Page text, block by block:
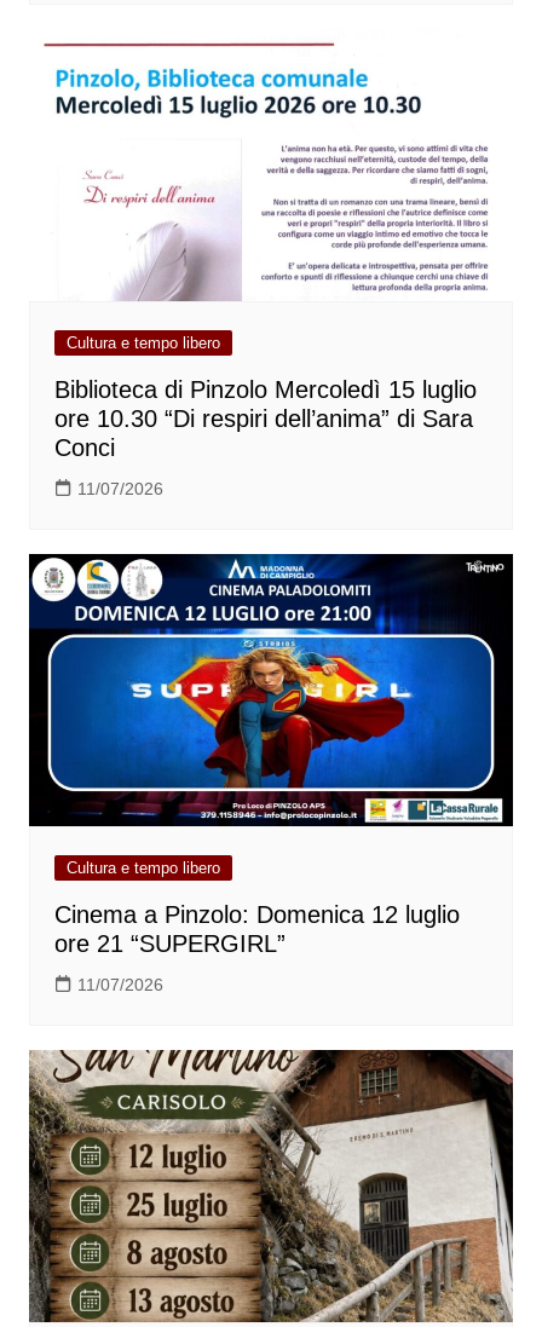
Cultura e tempo libero
Biblioteca di Pinzolo Mercoledì 15 luglio
ore 10.30 “Di respiri dell’anima” di Sara
Conci
11/07/2026
Cultura e tempo libero
Cinema a Pinzolo: Domenica 12 luglio
ore 21 “SUPERGIRL”
11/07/2026